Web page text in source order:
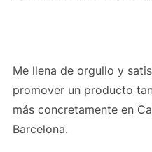
Me llena de orgullo y
promover un producto
más concretamente en
Barcelona.